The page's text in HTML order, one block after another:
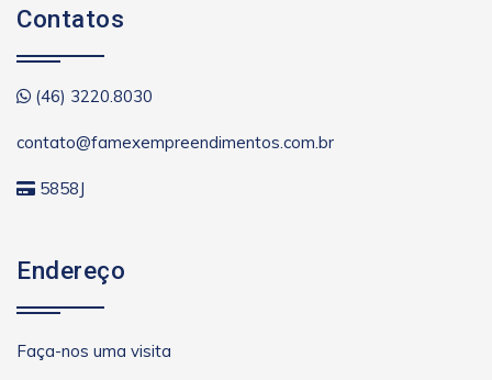
Contatos
(46) 3220.8030
contato@famexempreendimentos.com.br
5858J
Endereço
Faça-nos uma visita